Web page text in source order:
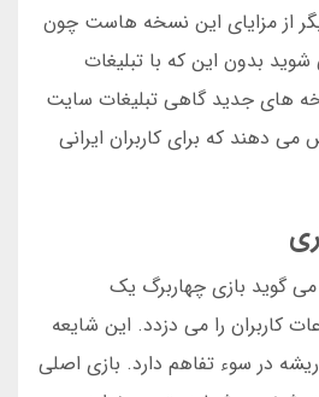
از مزایای این نسخه هاست چون
شوید بدون این که با تبلیغات
های جدید گاهی تبلیغات سایت
دهند که برای کاربران ایرانی
گوید بازی چهاربرگ یک
کاربران را می دزدد. این شایعه
در سوء تفاهم دارد. بازی اصلی